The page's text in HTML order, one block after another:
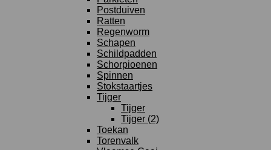
Postduiven
Ratten
Regenworm
Schapen
Schildpadden
Schorpioenen
Spinnen
Stokstaartjes
Tijger
Tijger
Tijger (2)
Toekan
Torenvalk